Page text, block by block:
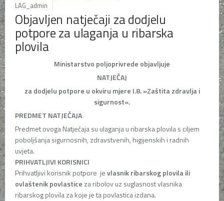
LAG_admin
Objavljen natječaji za dodjelu
potpore za ulaganja u ribarska
plovila
Ministarstvo poljoprivrede objavljuje
NATJEČAJ
za dodjelu potpore u okviru mjere I.8. »Zaštita zdravlja i
sigurnost«.
PREDMET NATJEČAJA
Predmet ovoga Natječaja su ulaganja u ribarska plovila s ciljem
poboljšanja sigurnosnih, zdravstvenih, higijenskih i radnih
uvjeta.
PRIHVATLJIVI KORISNICI
Prihvatljivi korisnik potpore jevlasnik ribarskog plovila ili
ovlaštenik povlastice za ribolov uz suglasnost vlasnika
ribarskog plovila za koje je ta povlastica izdana.